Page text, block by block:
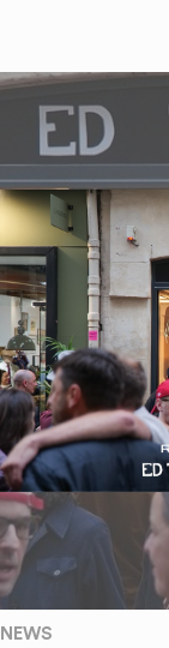
NEWS